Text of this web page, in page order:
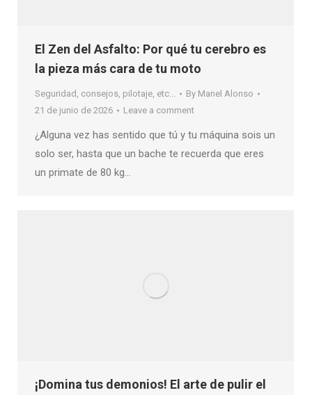
El Zen del Asfalto: Por qué tu cerebro es
la pieza más cara de tu moto
Seguridad, consejos, pilotaje, etc... By Manel Alonso
21 de junio de 2026
Leave a comment
¿Alguna vez has sentido que tú y tu máquina sois un
solo ser, hasta que un bache te recuerda que eres
un primate de 80 kg…
¡Domina tus demonios! El arte de pulir el